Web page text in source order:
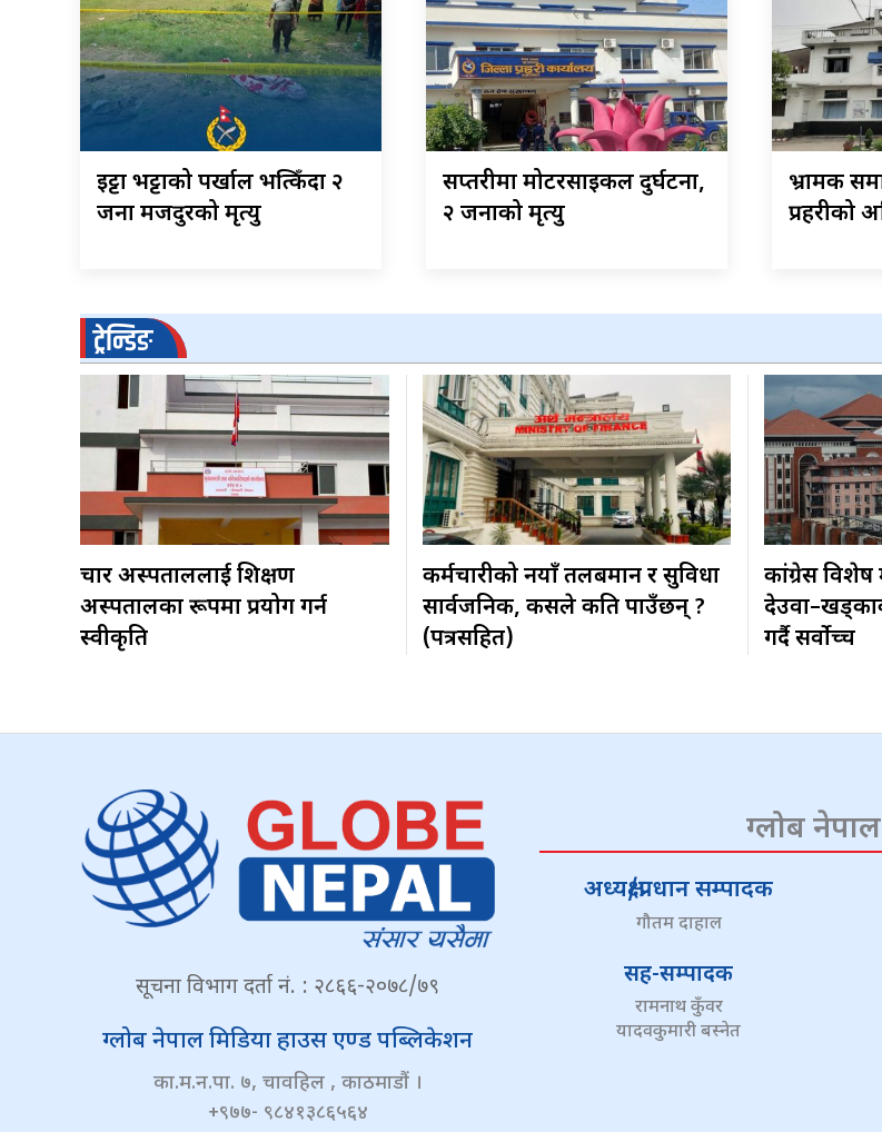
इट्टा भट्टाको पर्खाल भत्किँदा २
जना मजदुरको मृत्यु
सप्तरीमा मोटरसाइकल दुर्घटना,
२ जनाको मृत्यु
भ्रामक
प्रहरीको
ट्रेन्डिङ
चार अस्पताललाई शिक्षण
अस्पतालका रूपमा प्रयोग गर्न
स्वीकृति
कर्मचारीको नयाँ तलबमान र सुविधा
सार्वजनिक, कसले कति पाउँछन् ?
(पत्रसहित)
कांग्रेस विशेष
गर्दै सर्वोच्च
सूचना विभाग दर्ता नं. : २८६६-२०७८/७९
ग्लोब नेपाल मिडिया हाउस एण्ड पब्लिकेशन
का.म.न.पा. ७, चावहिल , काठमाडौं ।
+९७७- ९८४१३८६५६४
ग्लोब
अध्यक्ष/प्रधान सम्पादक
गौतम दाहाल
सह-सम्पादक
रामनाथ कुँवर
यादवकुमारी बस्नेत